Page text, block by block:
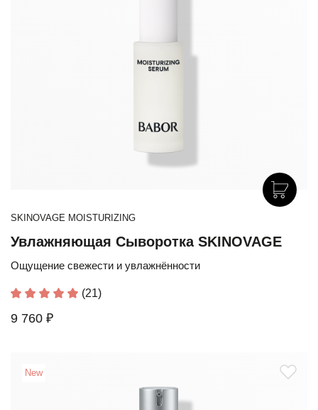
SKINOVAGE MOISTURIZING
Увлажняющая Сыворотка SKINOVAGE
Ощущение свежести и увлажнённости
(21)
9 760 ₽
New